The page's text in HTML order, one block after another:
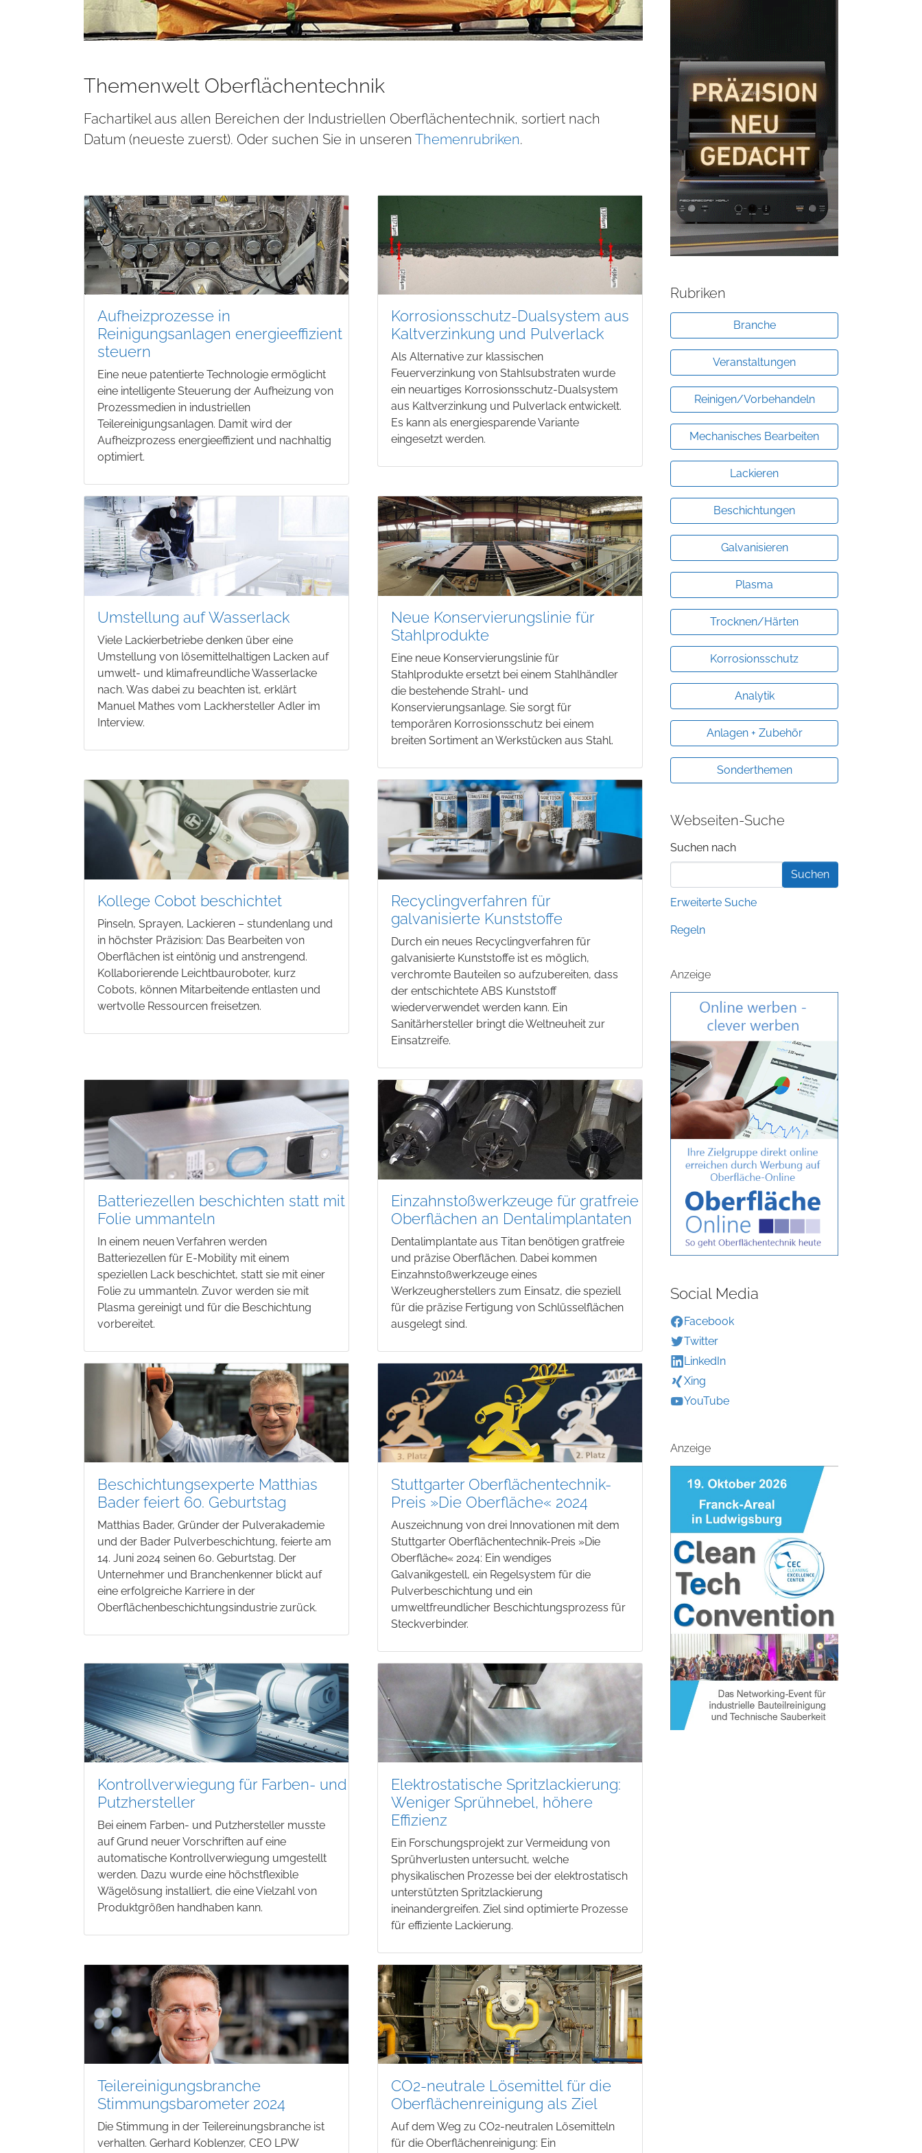
Themenwelt Oberflächentechnik
Fachartikel aus allen Bereichen der Industriellen Oberflächentechnik, sortiert nach
Datum (neueste zuerst). Oder suchen Sie in unseren Themenrubriken.
Aufheizprozesse in
Reinigungsanlagen energieeffizient
steuern
Eine neue patentierte Technologie ermöglicht
eine intelligente Steuerung der Aufheizung von
Prozessmedien in industriellen
Teilereinigungsanlagen. Damit wird der
Aufheizprozess energieeffizient und nachhaltig
optimiert.
Korrosionsschutz-Dualsystem aus
Kaltverzinkung und Pulverlack
Als Alternative zur klassischen
Feuerverzinkung von Stahlsubstraten wurde
ein neuartiges Korrosionsschutz-Dualsystem
aus Kaltverzinkung und Pulverlack entwickelt.
Es kann als energiesparende Variante
eingesetzt werden.
Umstellung auf Wasserlack
Viele Lackierbetriebe denken über eine
Umstellung von lösemittelhaltigen Lacken auf
umwelt- und klimafreundliche Wasserlacke
nach. Was dabei zu beachten ist, erklärt
Manuel Mathes vom Lackhersteller Adler im
Interview.
Neue Konservierungslinie für
Stahlprodukte
Eine neue Konservierungslinie für
Stahlprodukte ersetzt bei einem Stahlhändler
die bestehende Strahl- und
Konservierungsanlage. Sie sorgt für
temporären Korrosionsschutz bei einem
breiten Sortiment an Werkstücken aus Stahl.
Kollege Cobot beschichtet
Pinseln, Sprayen, Lackieren – stundenlang und
in höchster Präzision: Das Bearbeiten von
Oberflächen ist eintönig und anstrengend.
Kollaborierende Leichtbauroboter, kurz
Cobots, können Mitarbeitende entlasten und
wertvolle Ressourcen freisetzen.
Recyclingverfahren für
galvanisierte Kunststoffe
Durch ein neues Recyclingverfahren für
galvanisierte Kunststoffe ist es möglich,
verchromte Bauteilen so aufzubereiten, dass
der entschichtete ABS Kunststoff
wiederverwendet werden kann. Ein
Sanitärhersteller bringt die Weltneuheit zur
Einsatzreife.
Batteriezellen beschichten statt mit
Folie ummanteln
In einem neuen Verfahren werden
Batteriezellen für E-Mobility mit einem
speziellen Lack beschichtet, statt sie mit einer
Folie zu ummanteln. Zuvor werden sie mit
Plasma gereinigt und für die Beschichtung
vorbereitet.
Einzahnstoßwerkzeuge für gratfreie
Oberflächen an Dentalimplantaten
Dentalimplantate aus Titan benötigen gratfreie
und präzise Oberflächen. Dabei kommen
Einzahnstoßwerkzeuge eines
Werkzeugherstellers zum Einsatz, die speziell
für die präzise Fertigung von Schlüsselflächen
ausgelegt sind.
Beschichtungsexperte Matthias
Bader feiert 60. Geburtstag
Matthias Bader, Gründer der Pulverakademie
und der Bader Pulverbeschichtung, feierte am
14. Juni 2024 seinen 60. Geburtstag. Der
Unternehmer und Branchenkenner blickt auf
eine erfolgreiche Karriere in der
Oberflächenbeschichtungsindustrie zurück.
Stuttgarter Oberflächentechnik-
Preis »Die Oberfläche« 2024
Auszeichnung von drei Innovationen mit dem
Stuttgarter Oberflächentechnik-Preis »Die
Oberfläche« 2024: Ein wendiges
Galvanikgestell, ein Regelsystem für die
Pulverbeschichtung und ein
umweltfreundlicher Beschichtungsprozess für
Steckverbinder.
Kontrollverwiegung für Farben- und
Putzhersteller
Bei einem Farben- und Putzhersteller musste
auf Grund neuer Vorschriften auf eine
automatische Kontrollverwiegung umgestellt
werden. Dazu wurde eine höchstflexible
Wägelösung installiert, die eine Vielzahl von
Produktgrößen handhaben kann.
Elektrostatische Spritzlackierung:
Weniger Sprühnebel, höhere
Effizienz
Ein Forschungsprojekt zur Vermeidung von
Sprühverlusten untersucht, welche
physikalischen Prozesse bei der elektrostatisch
unterstützten Spritzlackierung
ineinandergreifen. Ziel sind optimierte Prozesse
für effiziente Lackierung.
Teilereinigungsbranche
Stimmungsbarometer 2024
Die Stimmung in der Teilereinungsbranche ist
verhalten. Gerhard Koblenzer, CEO LPW
CO2-neutrale Lösemittel für die
Oberflächenreinigung als Ziel
Auf dem Weg zu CO2-neutralen Lösemitteln
für die Oberflächenreinigung: Ein
Rubriken
Branche
Veranstaltungen
Reinigen/Vorbehandeln
Mechanisches Bearbeiten
Lackieren
Beschichtungen
Galvanisieren
Plasma
Trocknen/Härten
Korrosionsschutz
Analytik
Anlagen + Zubehör
Sonderthemen
Webseiten-Suche
Suchformular
Suchen nach
Erweiterte Suche
Regeln
Anzeige
Social Media
Facebook
Twitter
LinkedIn
Xing
YouTube
Anzeige